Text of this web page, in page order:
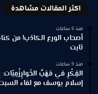
اكثر المقالات مشاهدة
منذ 6 ساعات
أصحاب الورع الكاذب! من
ثابت
منذ 9 ساعات
الفِكْرِ في مَهَبِّ الخَوارِزْمِيّات:
إسلام يوسف مع لقاء السبت